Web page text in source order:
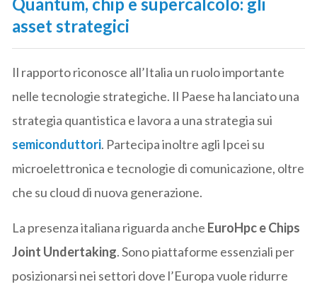
asset strategici
Il rapporto riconosce all’Italia un ruolo importante
nelle tecnologie strategiche. Il Paese ha lanciato una
strategia quantistica e lavora a una strategia sui
semiconduttori. Partecipa inoltre agli Ipcei su
microelettronica e tecnologie di comunicazione, oltre
che su cloud di nuova generazione.
La presenza italiana riguarda anche EuroHpc e Chips
Joint Undertaking. Sono piattaforme essenziali per
posizionarsi nei settori dove l’Europa vuole ridurre